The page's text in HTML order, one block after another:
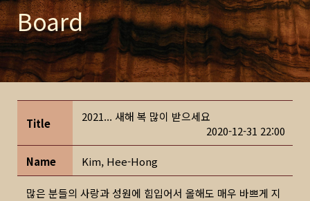
Board
Title
2021... 새해 복 많이 받으세요
2020-12-31 22:00
Name Kim, Hee-Hong
많은 분들의 사랑과 성원에 힘입어서 올해도 매우 바쁘게 지